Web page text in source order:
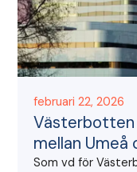
februari 22, 2026
Västerbotten
mellan Umeå
Som vd för